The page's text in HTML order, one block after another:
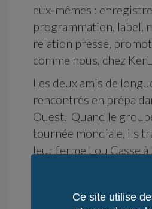
eux-mêmes :
programmation, label,
relation presse,
comme nous, chez
Les deux amis de
rencontrés en prépa
Ouest. Quand le
tournée mondiale, ils
leur ferme Lou Casse à
élèvent des centaines
Ce site utilise